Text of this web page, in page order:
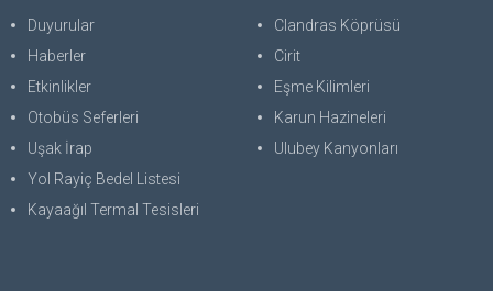
Duyurular
Haberler
Etkinlikler
Otobüs Seferleri
Uşak İrap
Yol Rayiç Bedel Listesi
Kayaağıl Termal Tesisleri
Clandras Köprüsü
Cirit
Eşme Kilimleri
Karun Hazineleri
Ulubey Kanyonları